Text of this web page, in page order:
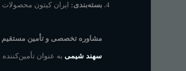
بسته‌بندی: ایران کیتون محصولات خود را در
مشاوره تخصصی و تأمین مستقیم
سهند شیمی به عنوان